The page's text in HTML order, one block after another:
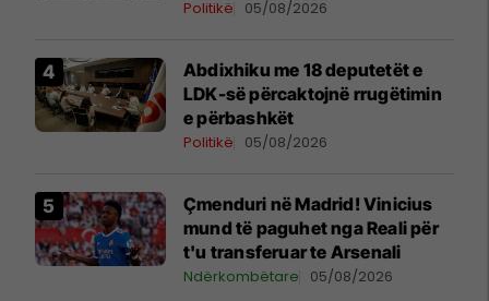
Politikë 05/08/2026
Abdixhiku me 18 deputetët e
LDK-së përcaktojnë rrugëtimin
e përbashkët
Politikë 05/08/2026
Çmenduri në Madrid! Vinicius
mund të paguhet nga Reali për
t'u transferuar te Arsenali
Ndërkombëtare 05/08/2026